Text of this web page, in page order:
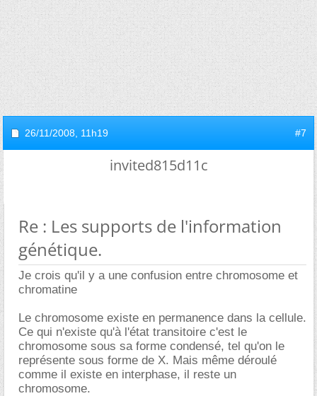
26/11/2008, 11h19 #7
invited815d11c
Re : Les supports de l'information
génétique.
Je crois qu'il y a une confusion entre chromosome et
chromatine
Le chromosome existe en permanence dans la cellule.
Ce qui n'existe qu'à l'état transitoire c'est le
chromosome sous sa forme condensé, tel qu'on le
représente sous forme de X. Mais même déroulé
comme il existe en interphase, il reste un
chromosome.